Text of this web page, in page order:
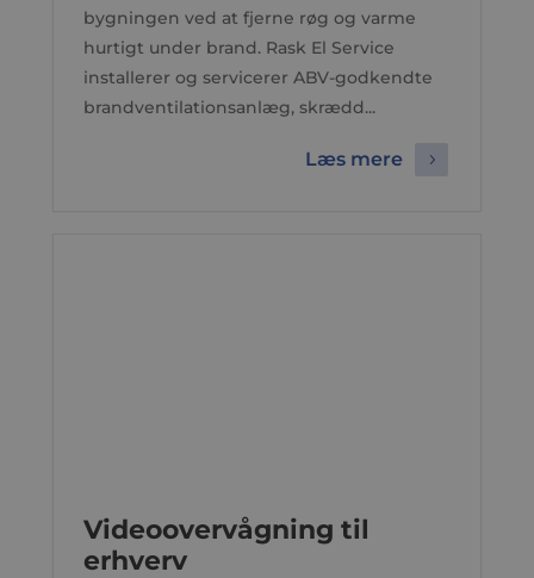
bygningen ved at fjerne røg og varme
hurtigt under brand. Rask El Service
installerer og servicerer ABV-godkendte
brandventilationsanlæg, skrædd...
Læs mere
Videoovervågning til
erhverv